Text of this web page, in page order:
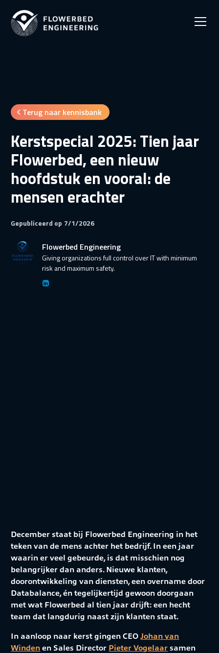
Terug naar kennisbank
Kerstspecial 2025: Tien jaar
Flowerbed, een nieuw
hoofdstuk en vooral: de
mensen erachter
Gepubliceerd op 7/1/2026
Flowerbed Engineering
Giving organizations full control over IT with minimum
risk and maximum safety.
December staat bij Flowerbed Engineering in het
teken van de mens achter het bedrijf. In een jaar
waarin er veel gebeurde, is dat misschien nog
belangrijker dan anders. Nieuwe klanten,
doorontwikkeling van diensten, een overname door
Databalance, én tegelijkertijd gewoon doorgaan
met wat Flowerbed al tien jaar drijft: een hecht
team dat langdurig naast zijn klanten staat.
In aanloop naar kerst gingen CEOJohan van
Winden en Sales Director Pieter Vogelaar samen